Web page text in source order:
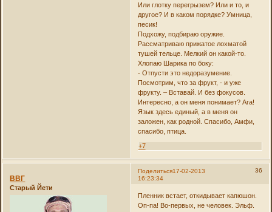
Или глотку перегрызем? Или и то, и
другое? И в каком порядке? Умница,
песик!
Подхожу, подбираю оружие.
Рассматриваю прижатое лохматой
тушей тельце. Мелкий он какой-то.
Хлопаю Шарика по боку:
- Отпусти это недоразумение.
Посмотрим, что за фрукт, - и уже
фрукту. – Вставай. И без фокусов.
Интересно, а он меня понимает? Ага!
Язык здесь единый, а в меня он
заложен, как родной. Спасибо, Амфи,
спасибо, птица.
+7
Поделиться 36
17-02-2013
16:23:34
ВВГ
Старый Йети
Пленник встает, откидывает капюшон.
Оп-па! Во-первых, не человек. Эльф.